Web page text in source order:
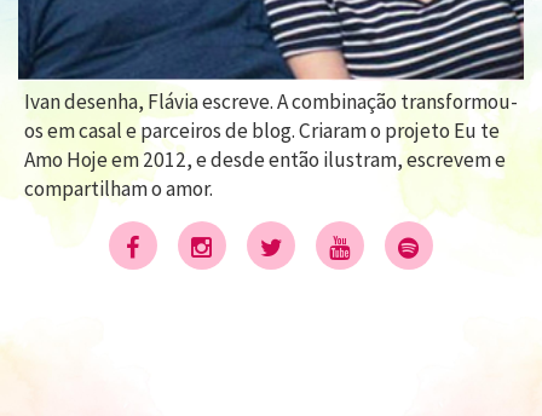
Ivan desenha, Flávia escreve. A combinação transformou-
os em casal e parceiros de blog. Criaram o projeto Eu te
Amo Hoje em 2012, e desde então ilustram, escrevem e
compartilham o amor.